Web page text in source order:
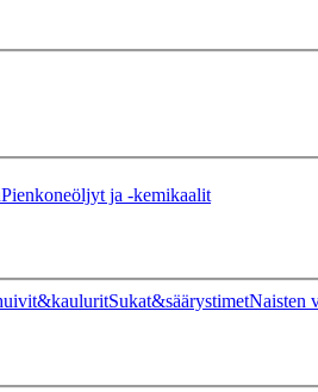
Pienkoneöljyt ja -kemikaalit
Sukat&säärystimetNaisten